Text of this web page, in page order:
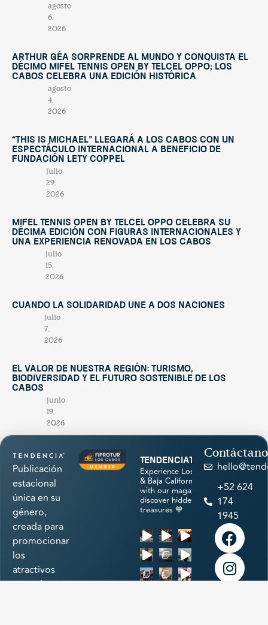
agosto
6,
2026
Arthur Géa sorprende al mundo y conquista el
décimo Mifel Tennis Open by Telcel OPPO; Los
Cabos celebra una edición histórica
agosto
4,
2026
“This Is Michael” llegará a Los Cabos con un
espectáculo internacional a beneficio de
Fundación Lety Coppel
julio
29,
2026
Mifel Tennis Open by Telcel Oppo celebra su
décima edición con figuras internacionales y
una experiencia renovada en Los Cabos
julio
15,
2026
Cuando la solidaridad une a dos naciones
julio
7,
2026
El valor de nuestra región: turismo,
biodiversidad y el futuro sostenible de Los
Cabos
junio
19,
2026
Publicación
estacional
única en su
género,
creada para
promocionar
los
atractivos
naturales,
tendenciatravel
Experience Los Cabos
& Baja California Sur
with our magazine &
discover hidden
treasures 💙
+52 624
174
1945